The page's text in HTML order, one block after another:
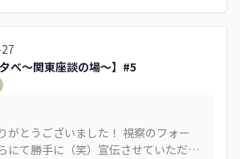
べ～関東座談の場～】#5
がとうございました！ 視察のフォー
にて勝手に（笑）宣伝させていただき